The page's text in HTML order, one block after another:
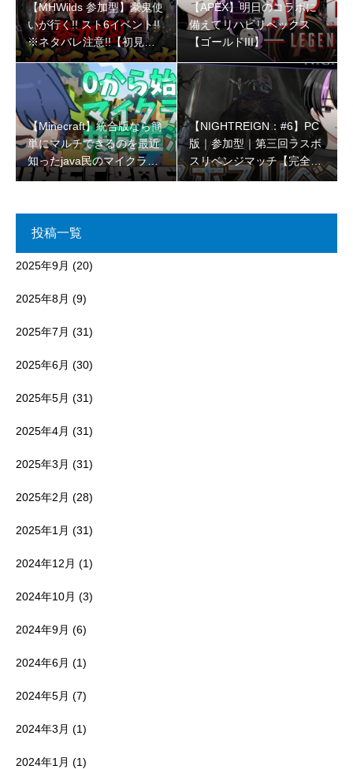
【MHWilds 参加型】豪鬼使
いが行く!! スト6イベント!!
※ネタバレ注意!!【初見さ
ん大歓迎 】
【APEX】明日のコラボに
備えてリハビリペックス
【ゴールドIII】
【Minecraft】統合版なら簡
単にマルチできるのを最近
知ったjava民のマイクラコ
ラボ🌳【初見さん大歓迎 】
【NIGHTREIGN：#6】PC
版｜参加型｜第三回ラスボ
スリベンジマッチ【完全初
見プレイ】
投稿一覧
2025年9月 (20)
2025年8月 (9)
2025年7月 (31)
2025年6月 (30)
2025年5月 (31)
2025年4月 (31)
2025年3月 (31)
2025年2月 (28)
2025年1月 (31)
2024年12月 (1)
2024年10月 (3)
2024年9月 (6)
2024年6月 (1)
2024年5月 (7)
2024年3月 (1)
2024年1月 (1)